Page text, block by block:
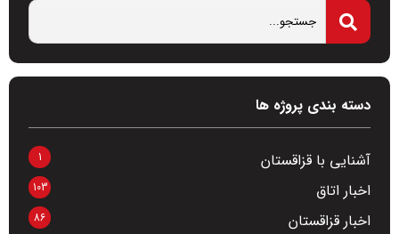
دسته بندی پروژه ها
آشنایی با قزاقستان 1
اخبار اتاق 103
اخبار قزاقستان 86